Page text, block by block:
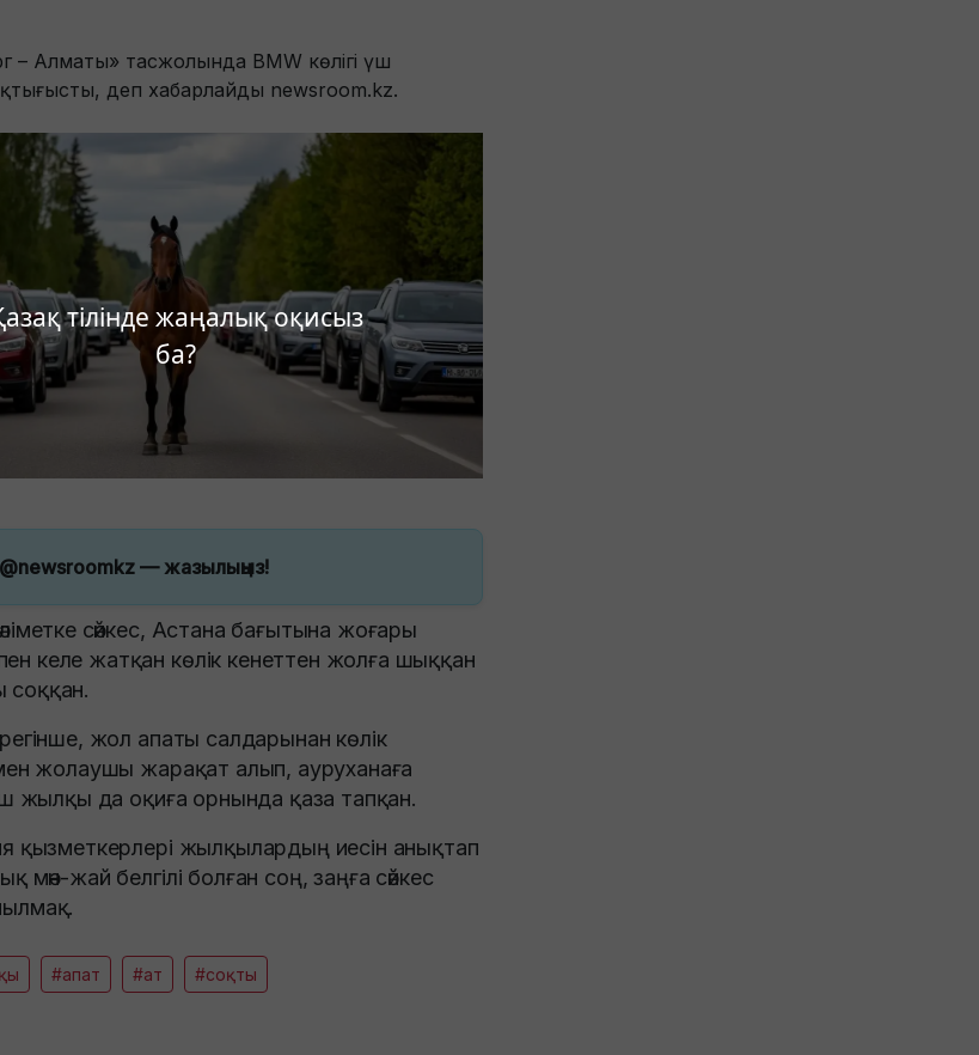
тілінде жаңалық оқисыз
ба?
– Алматы» тасжолында BMW көлігі үш
деп хабарлайды newsroom.kz.
@newsroomkz— жазылыңыз!
сәйкес, Астана бағытына жоғары
келе жатқан көлік кенеттен жолға шыққан
жол апаты салдарынан көлік
мен жолаушы жарақат алып, ауруханаға
жылқы да оқиға орнында қаза тапқан.
қызметкерлері жылқылардың иесін анықтап
мән-жай белгілі болған соң, заңға сәйкес
#апат #ат #соқты